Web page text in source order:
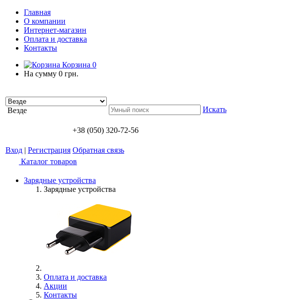
Главная
О компании
Интернет-магазин
Оплата и доставка
Контакты
Корзина 0
На сумму 0 грн.
Везде Искать
+38 (050) 320-72-56
Вход | Регистрация Обратная связь
Каталог товаров
Зарядные устройства
Зарядные устройства
Оплата и доставка
Акции
Контакты